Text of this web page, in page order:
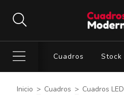
Cuadros Stock
Inicio > Cuadros > Cuadros LED